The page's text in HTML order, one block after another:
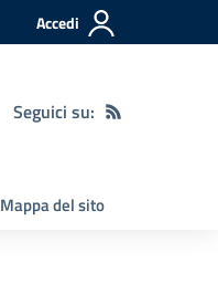
Accedi
Seguici su:
Mappa del sito